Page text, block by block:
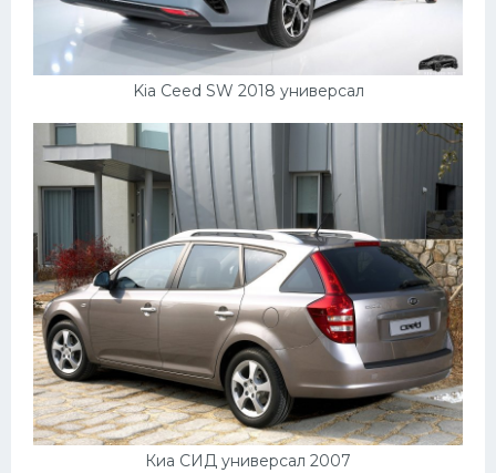
Kia Ceed SW 2018 универсал
Киа СИД универсал 2007